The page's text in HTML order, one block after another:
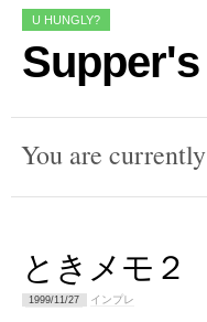
U HUNGLY?
You are
ときメモ２
1999/11/27 インプレ